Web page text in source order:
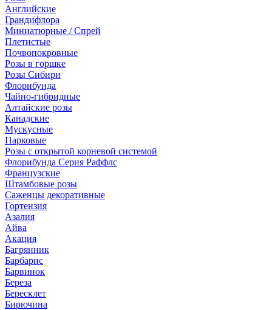
Английские
Грандифлора
Миниатюрные / Спрей
Плетистые
Почвопокровные
Розы в горшке
Розы Сибири
Флорибунда
Чайно-гибридные
Алтайские розы
Канадские
Мускусные
Парковые
Розы с открытой корневой системой
Флорибунда Серия Раффлс
Французские
Штамбовые розы
Саженцы декоративные
Гортензия
Азалия
Айва
Акация
Багрянник
Барбарис
Барвинок
Береза
Бересклет
Бирючина